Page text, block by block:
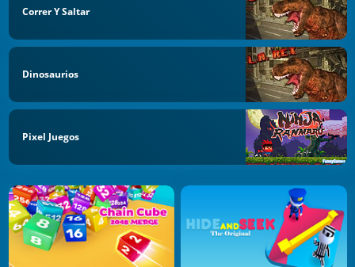
Correr Y Saltar
Dinosaurios
Pixel Juegos